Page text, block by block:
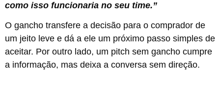
como isso funcionaria no seu time.”
O gancho transfere a decisão para o comprador de
um jeito leve e dá a ele um próximo passo simples de
aceitar. Por outro lado, um pitch sem gancho cumpre
a informação, mas deixa a conversa sem direção.